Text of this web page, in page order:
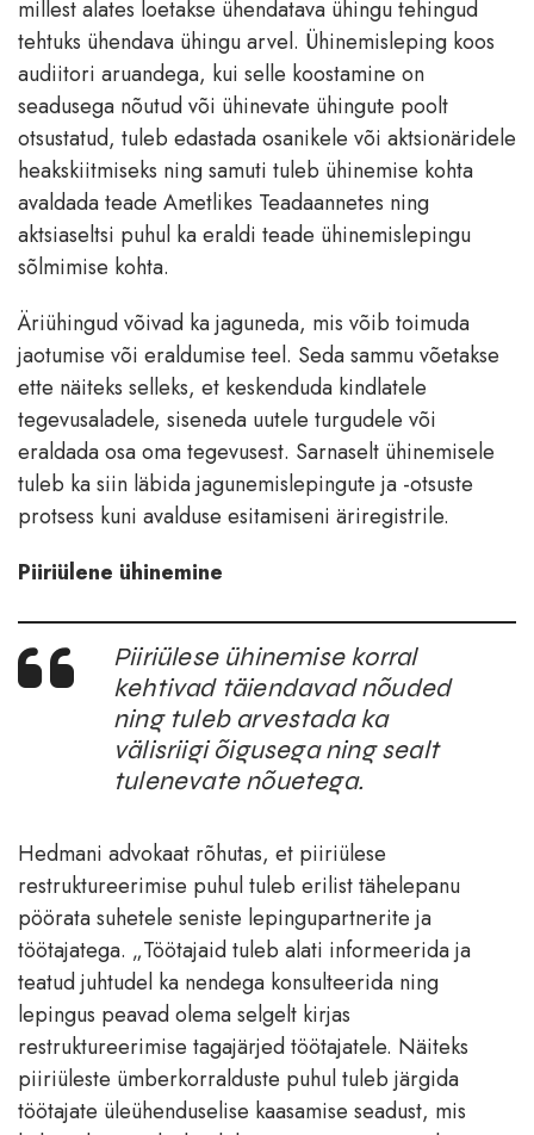
millest alates loetakse ühendatava ühingu tehingud
tehtuks ühendava ühingu arvel. Ühinemisleping koos
audiitori aruandega, kui selle koostamine on
seadusega nõutud või ühinevate ühingute poolt
otsustatud, tuleb edastada osanikele või aktsionäridele
heakskiitmiseks ning samuti tuleb ühinemise kohta
avaldada teade Ametlikes Teadaannetes ning
aktsiaseltsi puhul ka eraldi teade ühinemislepingu
sõlmimise kohta.
Äriühingud võivad ka jaguneda, mis võib toimuda
jaotumise või eraldumise teel. Seda sammu võetakse
ette näiteks selleks, et keskenduda kindlatele
tegevusaladele, siseneda uutele turgudele või
eraldada osa oma tegevusest. Sarnaselt ühinemisele
tuleb ka siin läbida jagunemislepingute ja -otsuste
protsess kuni avalduse esitamiseni äriregistrile.
Piiriülene ühinemine
Piiriülese ühinemise korral
kehtivad täiendavad nõuded
ning tuleb arvestada ka
välisriigi õigusega ning sealt
tulenevate nõuetega.
Hedmani advokaat rõhutas, et piiriülese
restruktureerimise puhul tuleb erilist tähelepanu
pöörata suhetele seniste lepingupartnerite ja
töötajatega. „Töötajaid tuleb alati informeerida ja
teatud juhtudel ka nendega konsulteerida ning
lepingus peavad olema selgelt kirjas
restruktureerimise tagajärjed töötajatele. Näiteks
piiriüleste ümberkorralduste puhul tuleb järgida
töötajate üleühenduselise kaasamise seadust, mis